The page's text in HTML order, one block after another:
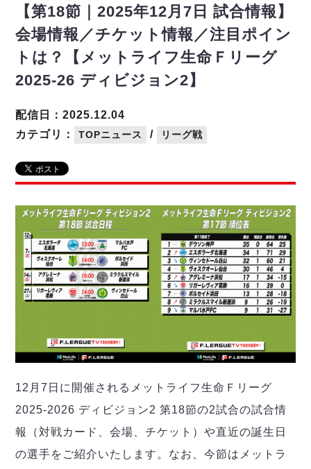
メディア情報
フットサル日本代表
その他
戦績表
警告・退場・出場停止選手
個人ランキング｜ゴール
個人ランキング｜シュート
個人ランキング｜シュート成功率
メットライフ生命Ｆ２リーグ
試合日程
戦績表
警告・退場・出場停止選手
個人ランキング｜ゴール
個人ランキング｜シュート
個人ランキング｜シュート成功率
個人ランキング｜第2PK
メットライフ生命Ｆリーグカップ 2026
大会概要
アリーナ情報
チケット情報
過去の記録
エスポラーダ北海道
バルドラール浦安
フウガドールすみだ
しながわシティ
ペスカドーラ町田
湘南ベルマーレ
名古屋オーシャンズ
シュライカー大阪
ボルクバレット北九州
バサジィ大分
メットライフ生命Ｆ２リーグ
ヴォスクオーレ仙台
マルバ水戸FC
リガーレヴィア葛飾
Y．S．C．C．横浜
アグレミーナ浜松
デウソン神戸
ポルセイド浜田
ミラクルスマイル新居浜
アリーナ情報 ARENA
リーグ概要
日本フットサルリーグについて
リーグ要項
クラブライセンス関連
アリーナ観戦マナー&ルール
過去の記録 ARCHIVE
過去の試合記録
ディビジョン1 試合記録
ディビジョン2 試合記録
Ｆリーグカップ 試合記録
リーグ統計データ
記念ゴール
ハットトリック
選手の通算記録（Ｆ１）
エスポラーダ北海道
バルドラール浦安
ABeam AWARD
DIVISION01
DIVISION02
【第18節｜2025年12月7日 試合情報】
会場情報／チケット情報／注目ポイン
トは？【メットライフ生命Ｆリーグ
2025-26 ディビジョン2】
カテゴリ： TOPニュース / リーグ戦
配信日：2025.12.04
12月7日に開催されるメットライフ生命Ｆリーグ
2025-2026 ディビジョン2 第18節の2試合の試合情
報（対戦カード、会場、チケット）や直近の誕生日
の選手をご紹介いたします。なお、今節はメットラ